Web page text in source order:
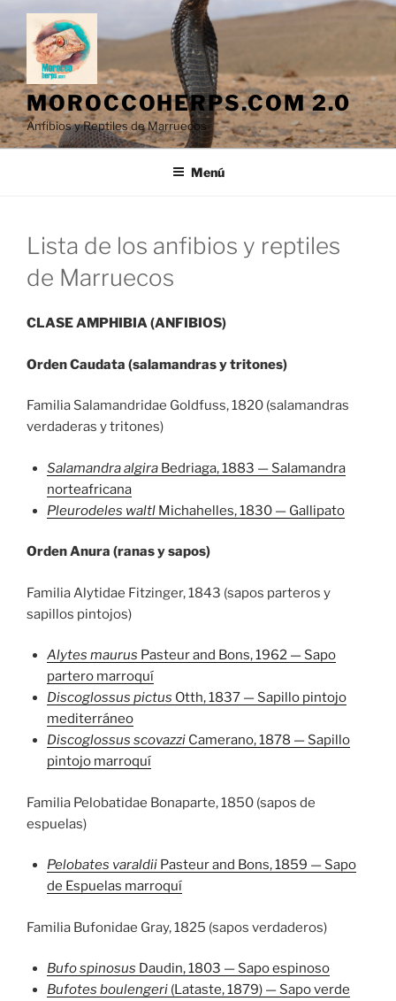
Saltar
contenido
MOROCCOHERPS.COM 2.0
Anfibios y Reptiles de Marruecos
Menú
Lista de los anfibios y reptiles
de Marruecos
CLASE AMPHIBIA (ANFIBIOS)
Orden Caudata (salamandras y tritones)
Familia Salamandridae Goldfuss, 1820 (salamandras
verdaderas y tritones)
Salamandra algira Bedriaga, 1883 — Salamandra
norteafricana
Pleurodeles waltl Michahelles, 1830 — Gallipato
Orden Anura (ranas y sapos)
Familia Alytidae Fitzinger, 1843 (sapos parteros y
sapillos pintojos)
Alytes maurus Pasteur and Bons, 1962 — Sapo
partero marroquí
Discoglossus pictus Otth, 1837 — Sapillo pintojo
mediterráneo
Discoglossus scovazziCamerano, 1878 — Sapillo
pintojo marroquí
Familia Pelobatidae Bonaparte, 1850 (sapos de
espuelas)
Pelobates varaldii Pasteur and Bons, 1859 — Sapo
de Espuelas marroquí
Familia Bufonidae Gray, 1825 (sapos verdaderos)
Bufo spinosus Daudin, 1803 — Sapo espinoso
Bufotes boulengeri(Lataste, 1879) — Sapo verde